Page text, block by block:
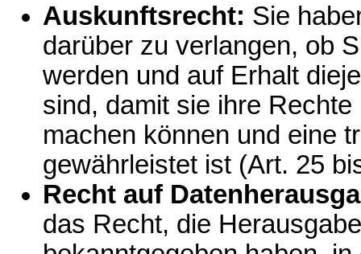
Auskunftsrecht: Sie
darüber zu verlangen, ob
werden und auf Erhalt
sind, damit sie ihre
machen können und eine
gewährleistet ist (Art. 25
Recht auf
das Recht, die